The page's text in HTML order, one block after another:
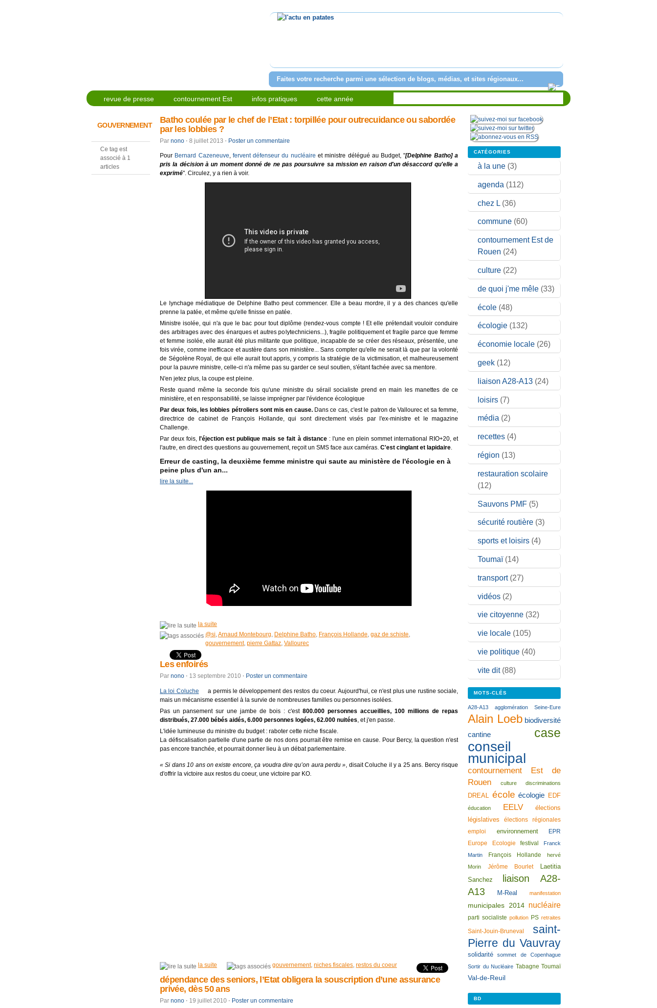
Faites votre recherche parmi une sélection de blogs, médias, et sites régionaux...
revue de presse contournement Est infos pratiques cette année
GOUVERNEMENT
Ce tag est
associé à 1
articles
Batho coulée par le chef de l’Etat : torpillée pour outrecuidance ou sabordée
par les lobbies ?
Par nono ⋅ 8 juillet 2013 ⋅ Poster un commentaire
Pour Bernard Cazeneuve, fervent défenseur du nucléaire et ministre délégué au Budget, "[Delphine Batho] a
pris la décision à un moment donné de ne pas poursuivre sa mission en raison d'un désaccord qu'elle a
exprimé". Circulez, y a rien à voir.
Le lynchage médiatique de Delphine Batho peut commencer. Elle a beau mordre, il y a des chances qu'elle
prenne la patée, et même qu'elle finisse en patée.
Ministre isolée, qui n'a que le bac pour tout diplôme (rendez-vous compte ! Et elle prétendait vouloir conduire
des arbitrages avec des énarques et autres polytechniciens...), fragile politiquement et fragile parce que femme
et femme isolée, elle aurait été plus militante que politique, incapable de se créer des réseaux, présentée, une
fois virée, comme inefficace et austère dans son ministère... Sans compter qu'elle ne serait là que par la volonté
de Ségolène Royal, de qui elle aurait tout appris, y compris la stratégie de la victimisation, et malheureusement
pour la pauvre ministre, celle-ci n'a même pas su garder ce seul soutien, s'étant fachée avec sa mentore.
N'en jetez plus, la coupe est pleine.
Reste quand même la seconde fois qu'une ministre du sérail socialiste prend en main les manettes de ce
ministère, et en responsabilité, se laisse imprégner par l'évidence écologique
Par deux fois, les lobbies pétroliers sont mis en cause.Dans ce cas, c'est le patron de Vallourec et sa femme,
directrice de cabinet de François Hollande, qui sont directement visés par l'ex-ministre et le magazine
Challenge.
Par deux fois, l'éjection est publique mais se fait à distance: l'une en plein sommet international RIO+20, et
l'autre, en direct des questions au gouvernement, reçoit un SMS face aux caméras. C'est cinglant et lapidaire.
Erreur de casting, la deuxième femme ministre qui saute au ministère de l'écologie en à
peine plus d'un an...
lire la suite...
la suite
@si,Arnaud Montebourg, Delphine Batho, François Hollande, gaz de schiste,
gouvernement, pierre Gattaz, Vallourec
Les enfoirés
Par nono ⋅ 13 septembre 2010 ⋅ Poster un commentaire
La loi Coluche
a permis le développement des restos du coeur. Aujourd'hui, ce n'est plus une rustine sociale,
mais un mécanisme essentiel à la survie de nombreuses familles ou personnes isolées.
Pas un pansement sur une jambe de bois : c'est 800.000 personnes accueillies, 100 millions de repas
distribués, 27.000 bébés aidés, 6.000 personnes logées, 62.000 nuitées , et j'en passe.
L'idée lumineuse du ministre du budget : raboter cette niche fiscale.
La défiscalisation partielle d'une partie de nos dons pourrait être remise en cause. Pour Bercy, la question n'est
pas encore tranchée, et pourrait donner lieu à un débat parlementaire.
« Si dans 10 ans on existe encore, ça voudra dire qu’on aura perdu » , disait Coluche il y a 25 ans. Bercy risque
d'offrir la victoire aux restos du coeur, une victoire par KO.
la suite gouvernement, niches fiscales restos du coeur
dépendance des seniors, l’Etat obligera la souscription d’une assurance
privée, dès 50 ans
Par nono ⋅ 19 juillet 2010 ⋅ Poster un commentaire
CATÉGORIES
à la une (3)
agenda (112)
chez L (36)
commune (60)
contournement Est de
Rouen (24)
culture (22)
de quoi j'me mêle (33)
école (48)
écologie (132)
économie locale (26)
geek (12)
liaison A28-A13 (24)
loisirs (7)
média (2)
recettes (4)
région (13)
restauration scolaire
(12)
Sauvons PMF (5)
sécurité routière (3)
sports et loisirs (4)
Toumaï(14)
transport(27)
vidéos (2)
vie citoyenne (32)
vie locale (105)
vie politique (40)
vite dit(88)
MOTS-CLÉS
A28-A13 agglomération Seine-Eure
Alain Loeb biodiversité
cantine
case
conseil
municipal
contournement Est de
Rouen
culture discriminations
DREAL école écologie EDF
éducation EELV
élections
législatives
élections régionales
emploi
environnement EPR
Europe Ecologie festival
Franck
Martin
François Hollande
hervé
Morin
Jérôme Bourlet
Laetitia
Sanchez
liaison A28-
A13
M-Real manifestation
municipales 2014 nucléaire
parti socialiste pollution PS retraites
Saint-Jouin-Bruneval
saint-
Pierre du Vauvray
solidarité
sommet de Copenhague
Sortir du Nucléaire Tabagne Toumaï
Val-de-Reuil
BD